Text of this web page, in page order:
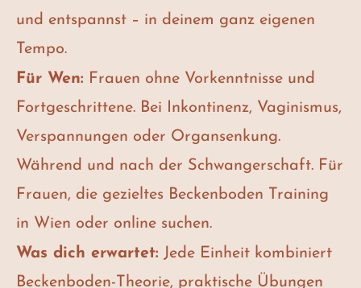
und entspannst – in deinem ganz eigenen
Tempo.
Für Wen: Frauen ohne Vorkenntnisse und
Fortgeschrittene. Bei Inkontinenz, Vaginismus,
Verspannungen oder Organsenkung.
Während und nach der Schwangerschaft. Für
Frauen, die gezieltes Beckenboden Training
in Wien oder online suchen.
Was dich erwartet: Jede Einheit kombiniert
Beckenboden-Theorie, praktische Übungen